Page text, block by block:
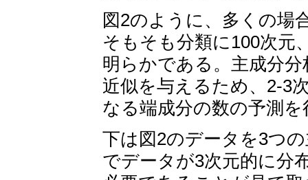
図2のように、多くの場
そもそも分類に100次元
明らかである。主成分
近似を与えるため、2-3
なる端成分の数の予測
下は図2のデータを3つ
でデータが3次元的に分